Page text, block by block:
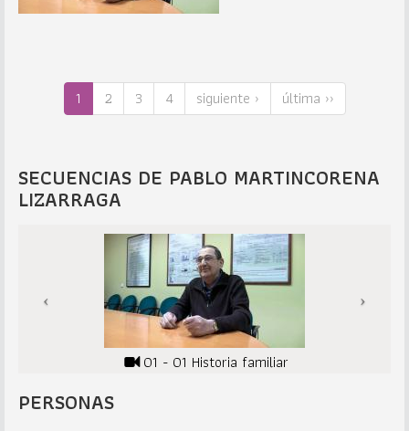
1 2 3 4 siguiente › última ››
SECUENCIAS DE PABLO MARTINCORENA
LIZARRAGA
01 - 01 Historia familiar
PERSONAS